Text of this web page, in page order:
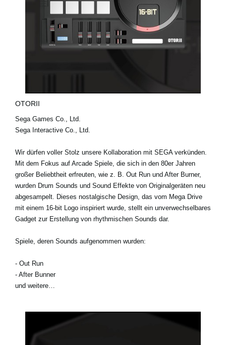
OTORII
Sega Games Co., Ltd.
Sega Interactive Co., Ltd.
Wir dürfen voller Stolz unsere Kollaboration mit SEGA verkünden.
Mit dem Fokus auf Arcade Spiele, die sich in den 80er Jahren
großer Beliebtheit erfreuten, wie z. B. Out Run und After Burner,
wurden Drum Sounds und Sound Effekte von Originalgeräten neu
abgesampelt. Dieses nostalgische Design, das vom Mega Drive
mit einem 16-bit Logo inspiriert wurde, stellt ein unverwechselbares
Gadget zur Erstellung von rhythmischen Sounds dar.
Spiele, deren Sounds aufgenommen wurden:
- Out Run
- After Bunner
und weitere…